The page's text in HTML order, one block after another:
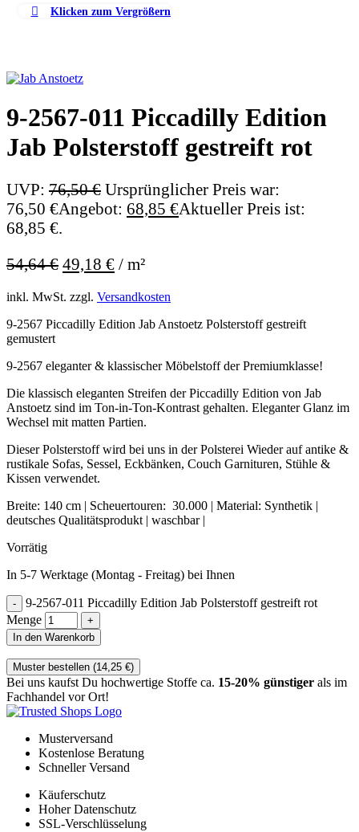
Klicken zum Vergrößern
9-2567-011 Piccadilly Edition
Jab Polsterstoff gestreift rot
UVP: 76,50€ Ursprünglicher Preis war:
76,50 €Angebot: 68,85 €Aktueller Preis ist:
68,85 €.
54,64€ 49,18 € / m²
inkl. MwSt. zzgl. Versandkosten
9-2567 Piccadilly Edition Jab Anstoetz Polsterstoff gestreift
gemustert
9-2567 eleganter & klassischer Möbelstoff der Premiumklasse!
Die klassisch eleganten Streifen der Piccadilly Edition von Jab
Anstoetz sind im Ton-in-Ton-Kontrast gehalten. Eleganter Glanz im
Wechsel mit matten Partien.
Dieser Polsterstoff wird bei uns in der Polsterei Wieder auf antike &
rustikale Sofas, Sessel, Eckbänken, Couch Garnituren, Stühle &
Kissen verwendet.
Breite: 140 cm | Scheuertouren: 30.000 | Material: Synthetik |
deutsches Qualitätsprodukt | waschbar |
Vorrätig
In 5-7 Werktage (Montag - Freitag) bei Ihnen
9-2567-011 Piccadilly Edition Jab Polsterstoff gestreift rot
Menge
In den Warenkorb
Muster bestellen (14,25 €)
Bei uns kaufst Du hochwertige Stoffe ca. 15-20% günstiger als im
Fachhandel vor Ort!
Musterversand
Kostenlose Beratung
Schneller Versand
Käuferschutz
Hoher Datenschutz
SSL-Verschlüsselung